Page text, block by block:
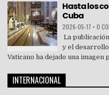
Hasta los
Cuba
2026-05-17 • 0
La
y el desarrollo
Vaticano ha dejado una imagen
INTERNACIONAL